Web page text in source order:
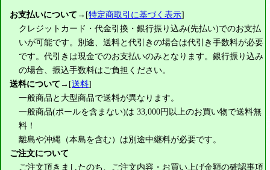
お支払いについて→[特定商取引に基づく表示]
クレジットカード・代金引換・銀行振り込み(先払い)でのお支払
いが可能です。別途、送料と代引きの場合は代引き手数料が必要
です。代引きは現金でのお支払いのみとなります。銀行振り込み
の場合、振込手数料はご負担ください。
送料について→[送料]
一般商品と大型商品で送料が異なります。
一般商品(ポールを含まない)は 33,000円以上のお買い物で送料無
料！
離島や沖縄（本島を含む）は別途中継料が必要です。
ご注文について
ご注文頂きましたのち、ご注文内容・お買い上げ金額の確認事項